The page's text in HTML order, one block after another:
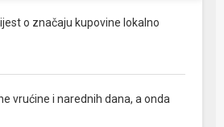
o značaju kupovine lokalno
vrućine i narednih dana, a onda